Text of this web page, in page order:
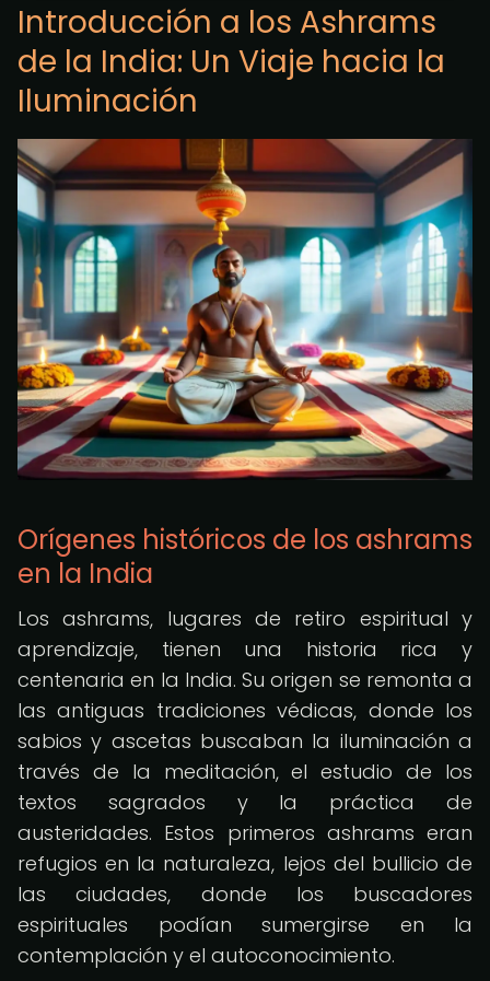
Introducción a los Ashrams
de la India: Un Viaje hacia la
Iluminación
Orígenes históricos de los ashrams
en la India
Los ashrams, lugares de retiro espiritual y
aprendizaje, tienen una historia rica y
centenaria en la India. Su origen se remonta a
las antiguas tradiciones védicas, donde los
sabios y ascetas buscaban la iluminación a
través de la meditación, el estudio de los
textos sagrados y la práctica de
austeridades. Estos primeros ashrams eran
refugios en la naturaleza, lejos del bullicio de
las ciudades, donde los buscadores
espirituales podían sumergirse en la
contemplación y el autoconocimiento.